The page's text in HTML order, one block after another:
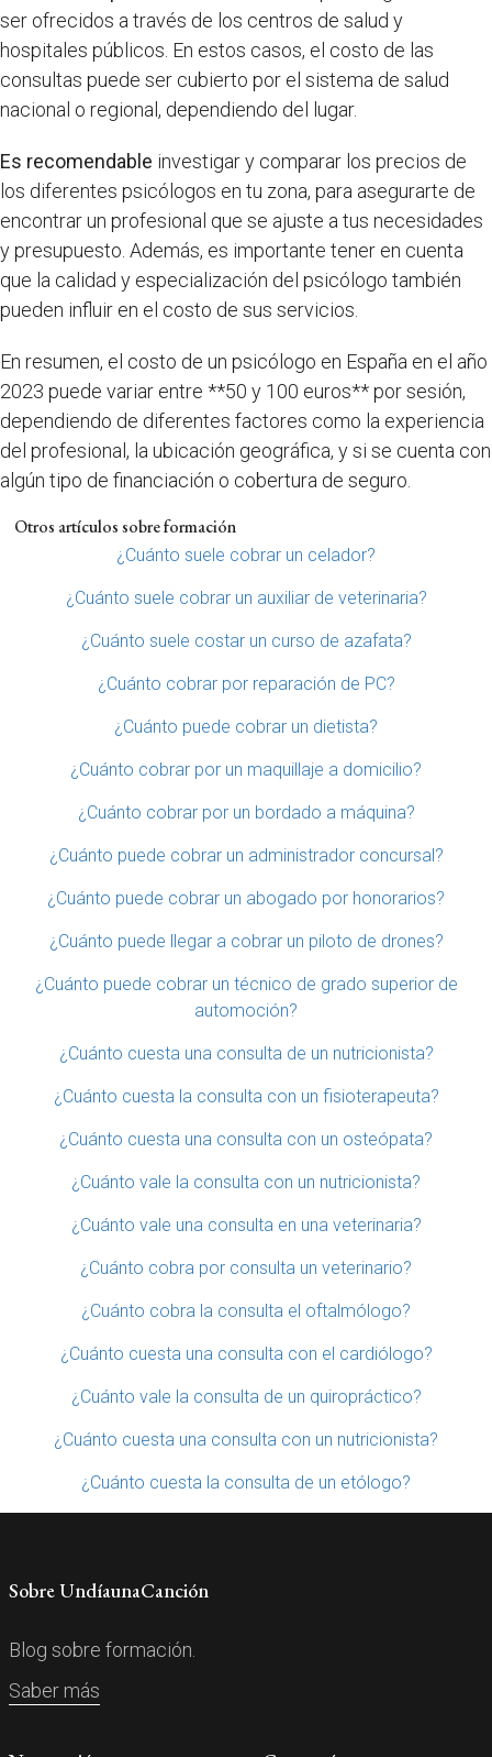
ser ofrecidos a través de los centros de salud y
hospitales públicos. En estos casos, el costo de las
consultas puede ser cubierto por el sistema de salud
nacional o regional, dependiendo del lugar.
Es recomendable investigar y comparar los precios de
los diferentes psicólogos en tu zona, para asegurarte de
encontrar un profesional que se ajuste a tus necesidades
y presupuesto. Además, es importante tener en cuenta
que la calidad y especialización del psicólogo también
pueden influir en el costo de sus servicios.
En resumen, el costo de un psicólogo en España en el año
2023 puede variar entre **50 y 100 euros** por sesión,
dependiendo de diferentes factores como la experiencia
del profesional, la ubicación geográfica, y si se cuenta con
algún tipo de financiación o cobertura de seguro.
Otros artículos sobre formación
¿Cuánto suele cobrar un celador?
¿Cuánto suele cobrar un auxiliar de veterinaria?
¿Cuánto suele costar un curso de azafata?
¿Cuánto cobrar por reparación de PC?
¿Cuánto puede cobrar un dietista?
¿Cuánto cobrar por un maquillaje a domicilio?
¿Cuánto cobrar por un bordado a máquina?
¿Cuánto puede cobrar un administrador concursal?
¿Cuánto puede cobrar un abogado por honorarios?
¿Cuánto puede llegar a cobrar un piloto de drones?
¿Cuánto puede cobrar un técnico de grado superior de
automoción?
¿Cuánto cuesta una consulta de un nutricionista?
¿Cuánto cuesta la consulta con un fisioterapeuta?
¿Cuánto cuesta una consulta con un osteópata?
¿Cuánto vale la consulta con un nutricionista?
¿Cuánto vale una consulta en una veterinaria?
¿Cuánto cobra por consulta un veterinario?
¿Cuánto cobra la consulta el oftalmólogo?
¿Cuánto cuesta una consulta con el cardiólogo?
¿Cuánto vale la consulta de un quiropráctico?
¿Cuánto cuesta una consulta con un nutricionista?
¿Cuánto cuesta la consulta de un etólogo?
Sobre UndíaunaCanción
Blog sobre formación.
Saber más